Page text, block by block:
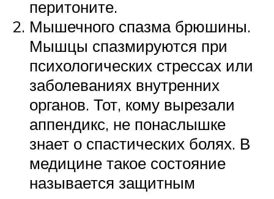
перитоните.
Мышечного спазма брюшины.
Мышцы спазмируются при
психологических стрессах или
заболеваниях внутренних
органов. Тот, кому вырезали
аппендикс, не понаслышке
знает о спастических болях. В
медицине такое состояние
называется защитным